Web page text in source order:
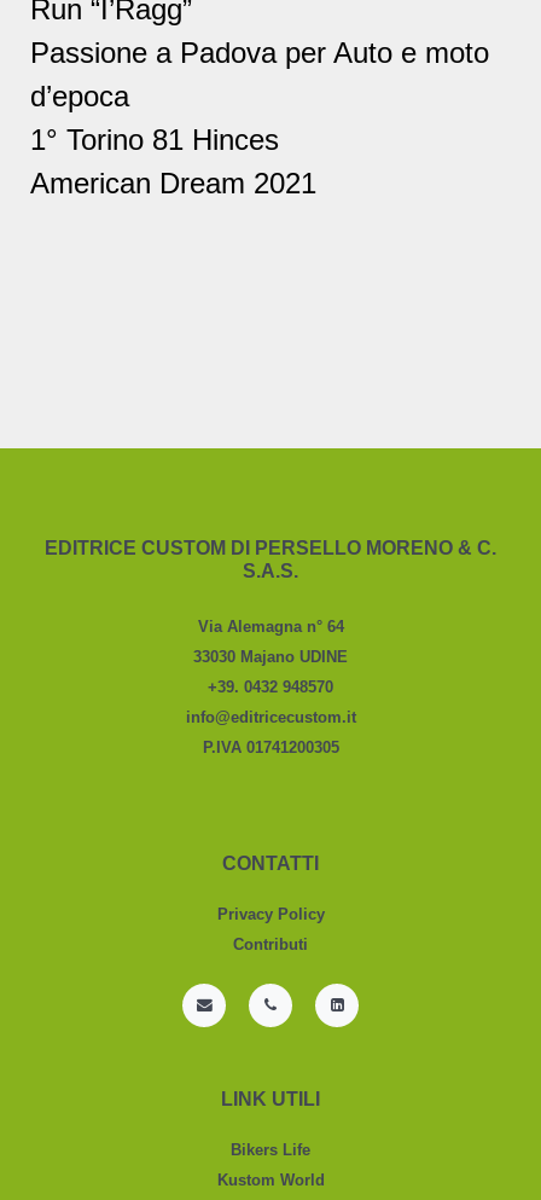
Run “I’Ragg”
Passione a Padova per Auto e moto
d’epoca
1° Torino 81 Hinces
American Dream 2021
EDITRICE CUSTOM DI PERSELLO MORENO & C.
S.A.S.
Via Alemagna n° 64
33030 Majano UDINE
+39. 0432 948570
info@editricecustom.it
P.IVA 01741200305
CONTATTI
Privacy Policy
Contributi
LINK UTILI
Bikers Life
Kustom World